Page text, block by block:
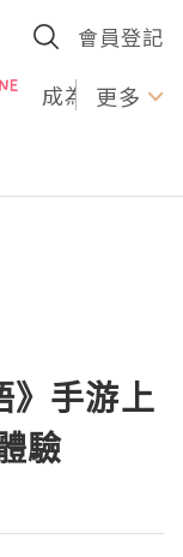
會員登記
成為U更多
》手游上
驗